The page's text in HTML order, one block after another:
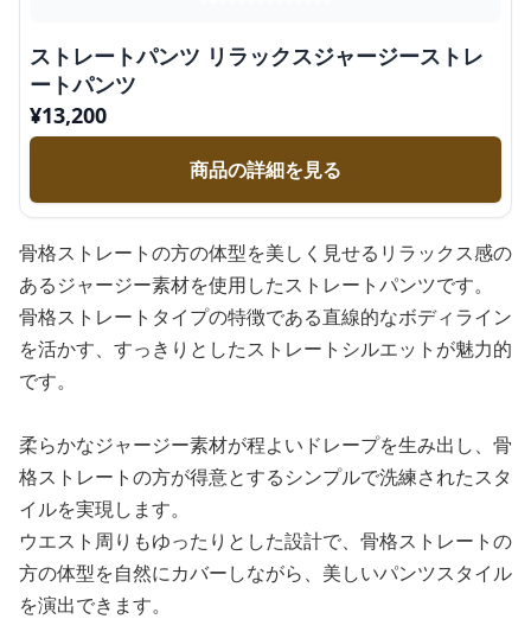
ストレートパンツ リラックスジャージーストレ
ートパンツ
¥13,200
商品の詳細を見る
骨格ストレートの方の体型を美しく見せるリラックス感の
あるジャージー素材を使用したストレートパンツです。
骨格ストレートタイプの特徴である直線的なボディライン
を活かす、すっきりとしたストレートシルエットが魅力的
です。
柔らかなジャージー素材が程よいドレープを生み出し、骨
格ストレートの方が得意とするシンプルで洗練されたスタ
イルを実現します。
ウエスト周りもゆったりとした設計で、骨格ストレートの
方の体型を自然にカバーしながら、美しいパンツスタイル
を演出できます。